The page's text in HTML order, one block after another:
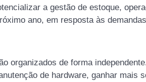
a gestão de estoque,
ano, em resposta às
organizados de forma
de hardware, ganhar mais